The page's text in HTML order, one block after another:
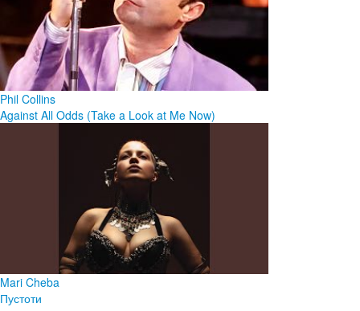
Phil Collins
Against All Odds (Take a Look at Me Now)
Mari Cheba
Пустоти